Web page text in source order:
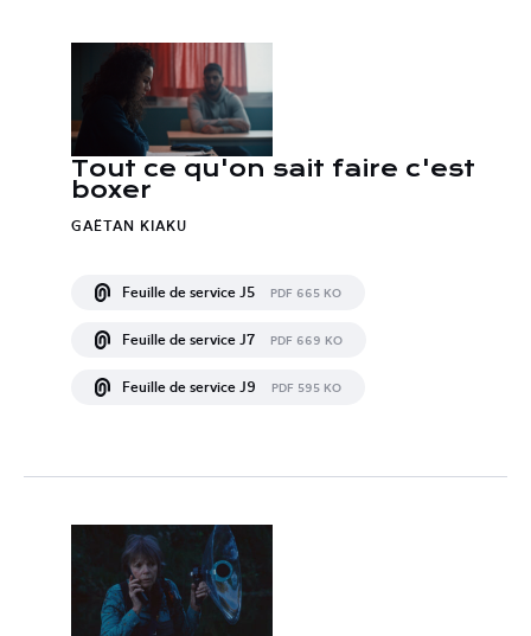
Tout ce qu'on sait faire c'est
boxer
GAËTAN KIAKU
Feuille de service J5 PDF 665 KO
Feuille de service J7 PDF 669 KO
Feuille de service J9 PDF 595 KO